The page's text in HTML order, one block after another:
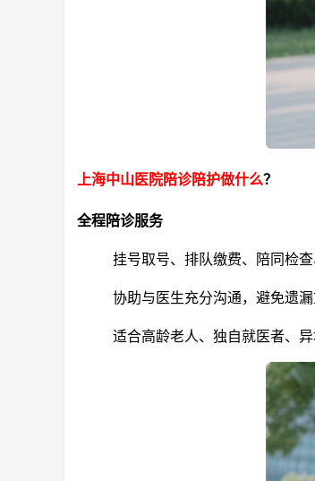
上海中山医院陪诊陪护做什么？
全程陪诊服务
挂号取号、排队缴费、陪同检查
协助与医生充分沟通，避免遗
适合高龄老人、独自就医者、